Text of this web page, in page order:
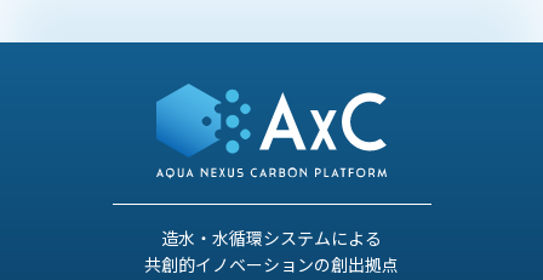
造水・水循環システムによる
共創的イノベーションの創出拠点